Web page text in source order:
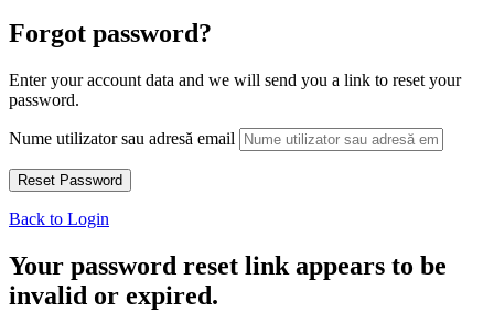
Forgot password?
Enter your account data and we will send you a link to reset your
password.
Nume utilizator sau adresă email
Back to Login
Your password reset link appears to be
invalid or expired.